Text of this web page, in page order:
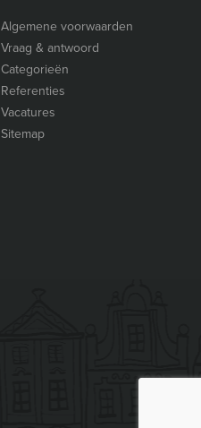
Algemene voorwaarden
Vraag & antwoord
Categorieën
Referenties
Vacatures
Sitemap